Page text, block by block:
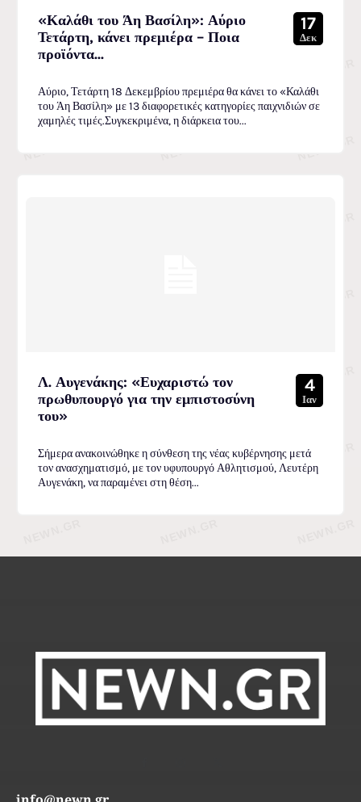
«Καλάθι του Άη Βασίλη»: Αύριο
Τετάρτη, κάνει πρεμιέρα – Ποια
προϊόντα...
17
Δεκ
Αύριο, Τετάρτη 18 Δεκεμβρίου πρεμιέρα θα κάνει το «Καλάθι
του Άη Βασίλη» με 13 διαφορετικές κατηγορίες παιχνιδιών σε
χαμηλές τιμές.Συγκεκριμένα, η διάρκεια του...
Λ. Αυγενάκης: «Ευχαριστώ τον
πρωθυπουργό για την εμπιστοσύνη
του»
4
Ιαν
Σήμερα ανακοινώθηκε η σύνθεση της νέας κυβέρνησης μετά
τον ανασχηματισμό, με τον υφυπουργό Αθλητισμού, Λευτέρη
Αυγενάκη, να παραμένει στη θέση...